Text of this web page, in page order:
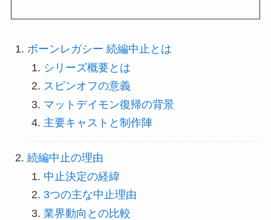
ボーンレガシー 続編中止とは
シリーズ概要とは
スピンオフの意義
マットデイモン復帰の背景
主要キャストと制作陣
続編中止の理由
中止決定の経緯
3つの主な中止理由
業界動向との比較